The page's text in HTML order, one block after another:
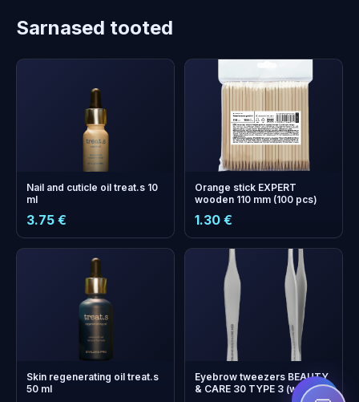
Sarnased tooted
Nail and cuticle oil treat.s 10
ml
3.75 €
Orange stick EXPERT
wooden 110 mm (100 pcs)
1.30 €
Skin regenerating oil treat.s
50 ml
Eyebrow tweezers BEAUTY
& CARE 30 TYPE 3 (wide
boonuspunkti
Kogu ja säästa järgmisel